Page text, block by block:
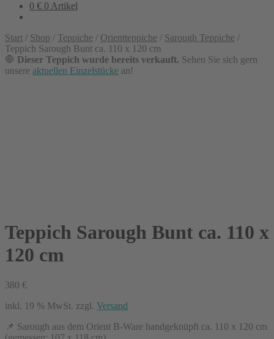
0 € 0 Artikel
Start / Shop / Teppiche / Orientteppiche / Sarough Teppiche /
Teppich Sarough Bunt ca. 110 x 120 cm
🛑 Dieser Teppich wurde bereits verkauft. Sehen Sie sich gern
unsere aktuellen Einzelstücke an!
Teppich Sarough Bunt ca. 110 x
120 cm
380 €
inkl. 19 % MwSt. zzgl. Versand
📌 Sarough aus dem Orient B-Ware handgeknüpft ca. 110 x 120 cm